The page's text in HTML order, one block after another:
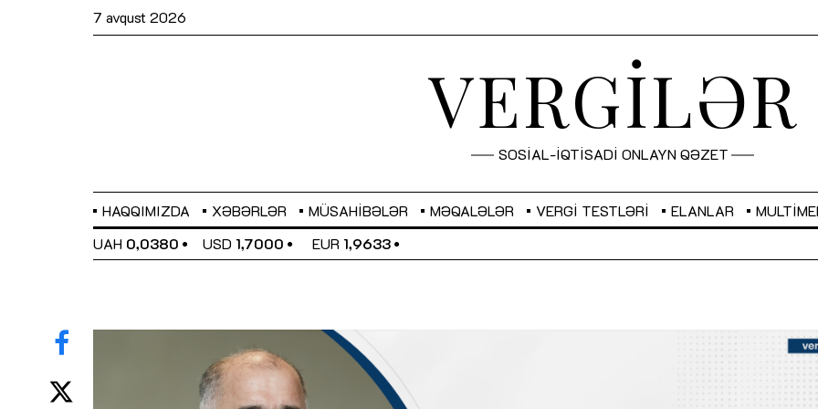
7 avqust 2026
VERGİLƏR
SOSİAL-İQTİSADİ ONLAYN QƏZET
HAQQIMIZDA XƏBƏRLƏR MÜSAHIBƏLƏR MƏQALƏLƏR VERGI TESTLƏRI ELANLAR
UAH 0,0380 USD 1,7000 EUR 1,9633
“Düzgün kommunikasiyanın